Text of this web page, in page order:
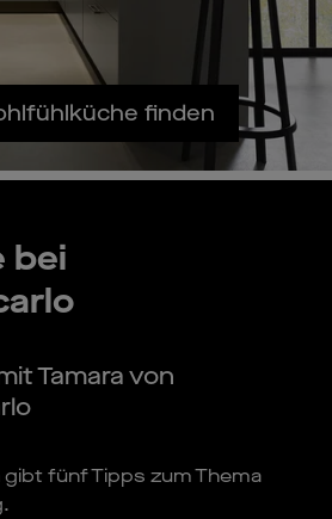
finden
bei
Tamara von
gibt fünf Tipps zum Thema